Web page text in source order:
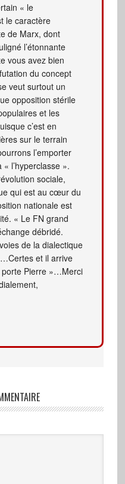
« le
le caractère
de Marx, dont
l’étonnante
vous avez bien
du concept
veut surtout un
opposition stérile
et les
c’est en
sur le terrain
l’emporter
l’hyperclasse ».
sociale,
qui est au cœur du
nationale est
« Le FN grand
débridé.
de la dialectique
et il arrive
porte Pierre »…Merci